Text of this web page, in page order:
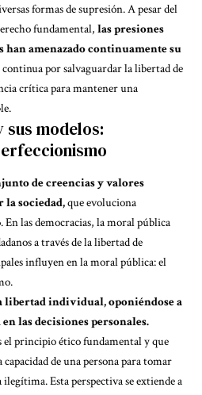
formas de supresión. A pesar del
fundamental, las presiones
han amenazado continuamente su
continua por salvaguardar la libertad de
crítica para mantener una
modelos:
de creencias y valores
la sociedad,que evoluciona
las democracias, la moral pública
a través de la libertad de
influyen en la moral pública: el
individual, oponiéndose a
las decisiones personales.
principio ético fundamental y que
de una persona para tomar
Esta perspectiva se extiende a